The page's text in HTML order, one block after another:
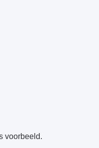
voorbeeld.